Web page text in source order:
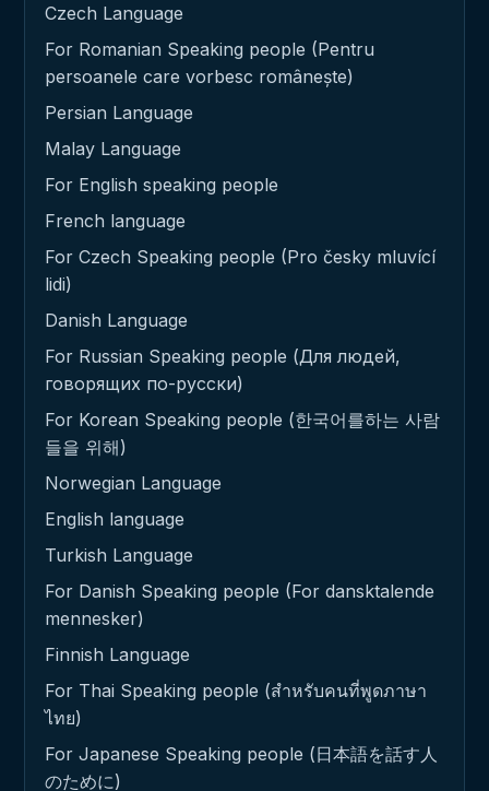
Czech Language
For Romanian Speaking people (Pentru
persoanele care vorbesc românește)
Persian Language
Malay Language
For English speaking people
French language
For Czech Speaking people (Pro česky mluvící
lidi)
Danish Language
For Russian Speaking people (Для людей,
говорящих по-русски)
For Korean Speaking people (한국어를하는 사람
들을 위해)
Norwegian Language
English language
Turkish Language
For Danish Speaking people (For dansktalende
mennesker)
Finnish Language
For Thai Speaking people (สำหรับคนที่พูดภาษา
ไทย)
For Japanese Speaking people (日本語を話す人
のために)